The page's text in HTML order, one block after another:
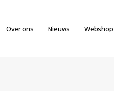
Over ons Nieuws Webshop